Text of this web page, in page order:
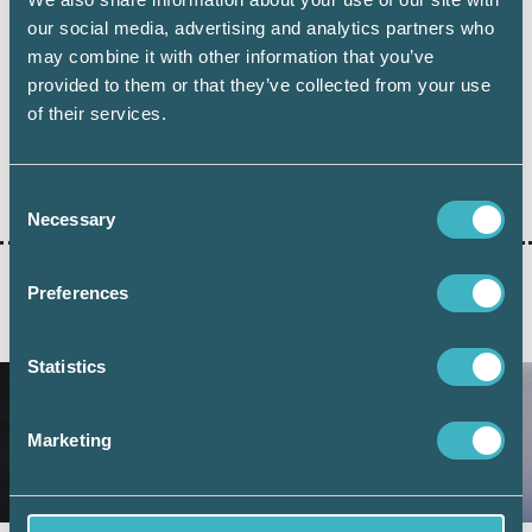
our social media, advertising and analytics partners who
may combine it with other information that you’ve
provided to them or that they’ve collected from your use
of their services.
Selection
Necessary
Preferences
Statistics
Marketing
AUKTORISERAD REDOVISNINGSKONSULT REX
SRF UTBILDNING